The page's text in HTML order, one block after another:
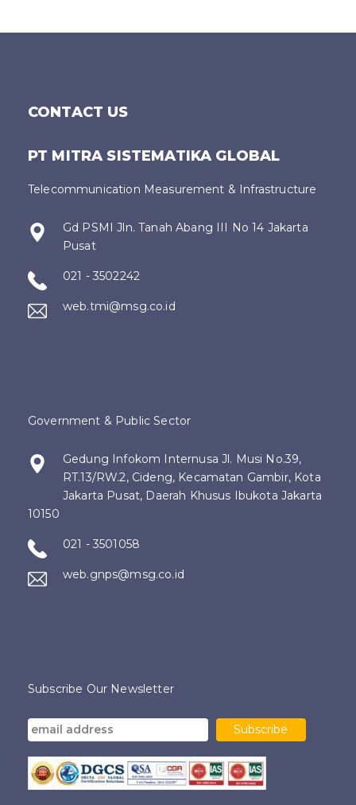
CONTACT US
PT MITRA SISTEMATIKA GLOBAL
Telecommunication Measurement & Infrastructure
Gd PSMI Jln. Tanah Abang III No 14 Jakarta
Pusat
021 - 3502242
web.tmi@msg.co.id
Government & Public Sector
Gedung Infokom Internusa Jl. Musi No.39,
RT.13/RW.2, Cideng, Kecamatan Gambir, Kota
Jakarta Pusat, Daerah Khusus Ibukota Jakarta
10150
021 - 3501058
web.gnps@msg.co.id
Subscribe Our Newsletter